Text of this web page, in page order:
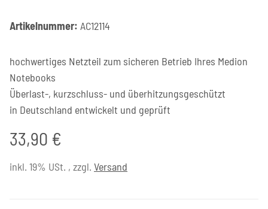
Artikelnummer: AC12114
hochwertiges Netzteil zum sicheren Betrieb Ihres Medion
Notebooks
Überlast-, kurzschluss- und überhitzungsgeschützt
in Deutschland entwickelt und geprüft
33,90 €
inkl. 19% USt. , zzgl. Versand